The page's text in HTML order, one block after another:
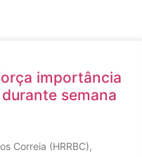
importância
semana
Correia (HRRBC),